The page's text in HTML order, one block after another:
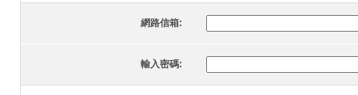
網路信箱:
輸入密碼: